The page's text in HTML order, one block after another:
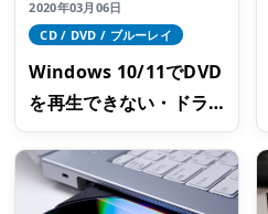
2020年03月06日
CD / DVD / ブルーレイ
Windows 10/11でDVD
を再生できない・ドラ
イブが認識されない時
の対処法